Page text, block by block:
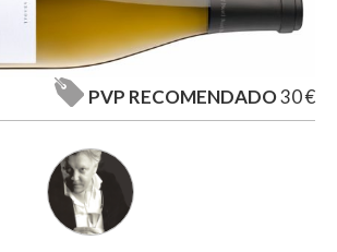
PVP RECOMENDADO30 €